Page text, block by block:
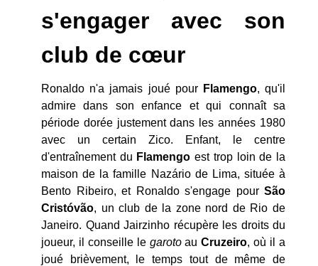
s'engager avec son
club de cœur
Ronaldo n'a jamais joué pour Flamengo, qu'il
admire dans son enfance et qui connaît sa
période dorée justement dans les années 1980
avec un certain Zico. Enfant, le centre
d'entraînement du Flamengo est trop loin de la
maison de la famille Nazário de Lima, située à
Bento Ribeiro, et Ronaldo s'engage pour São
Cristóvão, un club de la zone nord de Rio de
Janeiro. Quand Jairzinho récupère les droits du
joueur, il conseille le garotoauCruzeiro, où il a
joué brièvement, le temps tout de même de